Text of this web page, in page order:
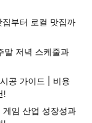
부터 로컬 맛집까
말 저녁 스케줄과
공 가이드 | 비용
!
임 산업 성장성과